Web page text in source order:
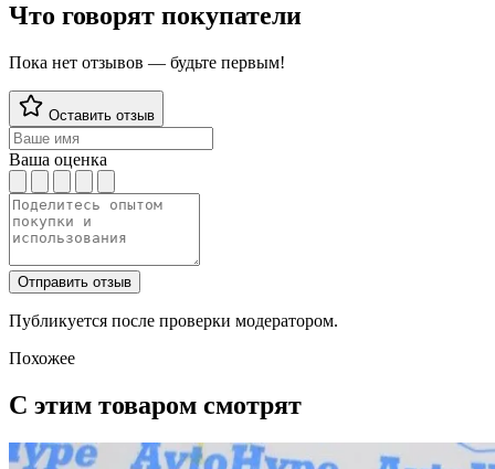
Что говорят покупатели
Пока нет отзывов — будьте первым!
Оставить отзыв
Ваша оценка
Отправить отзыв
Публикуется после проверки модератором.
Похожее
С этим товаром смотрят